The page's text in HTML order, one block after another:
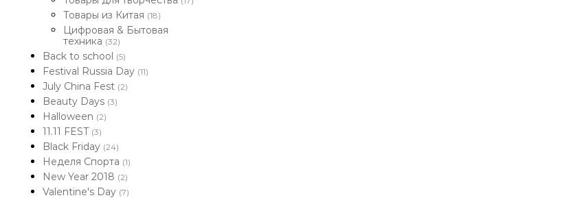
Товары из Китая (18)
Цифровая & Бытовая
техника (32)
Back to school (5)
Festival Russia Day (11)
July China Fest (2)
Beauty Days (3)
Halloween (2)
11.11 FEST (3)
Black Friday (24)
Неделя Спорта (1)
New Year 2018 (2)
Valentine's Day (7)